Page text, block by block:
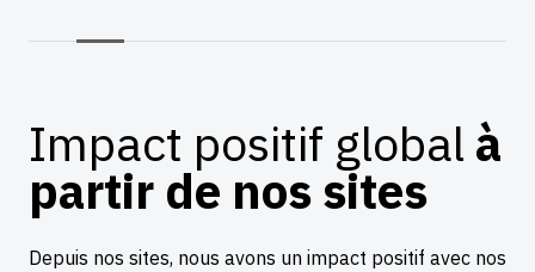
Impact positif global à
partir de nos sites
Depuis nos sites, nous avons un impact positif avec nos